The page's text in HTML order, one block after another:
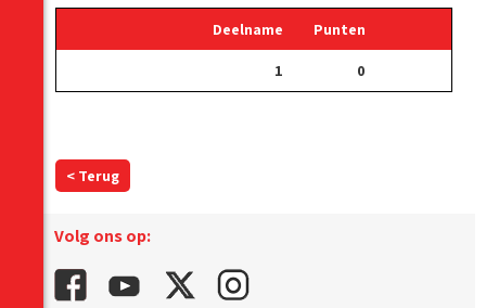
Deelname Punten
1 0
< Terug
Volg ons op: